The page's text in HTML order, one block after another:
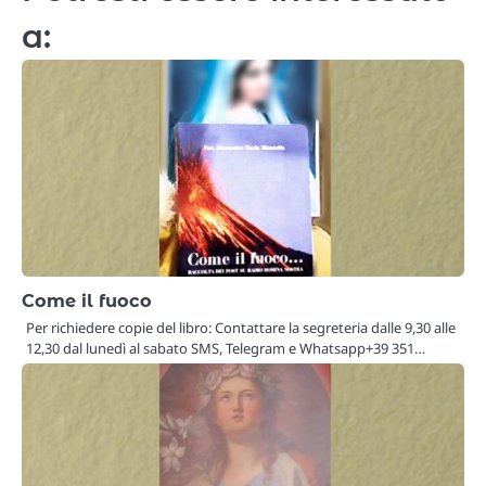
a:
Come il fuoco
Per richiedere copie del libro: Contattare la segreteria dalle 9,30 alle
12,30 dal lunedì al sabato SMS, Telegram e Whatsapp+39 351…